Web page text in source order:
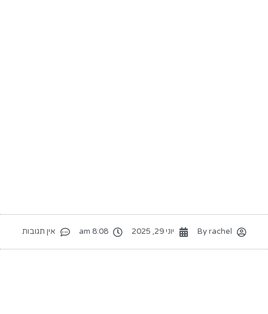
Byrachel יוני 29, 2025 8:08 am אין תגובות